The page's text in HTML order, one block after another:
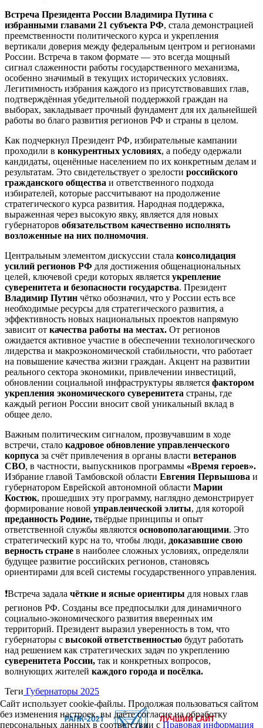
Встреча Президента России Владимира Путина с
избранными главами 21 субъекта РФ, стала демонстрацией
преемственности политического курса и укрепления
вертикали доверия между федеральным центром и регионами
России. Встреча в таком формате — это всегда мощный
сигнал слаженности работы государственного механизма,
особенно значимый в текущих исторических условиях.
Легитимность избрания каждого из присутствовавших глав,
подтверждённая убедительной поддержкой граждан на
выборах, закладывает прочный фундамент для их дальнейшей
работы во благо развития регионов РФ и страны в целом.
Как подчеркнул Президент РФ, избирательные кампании
проходили в конкурентных условиях, а победу одержали
кандидаты, оценённые населением по их конкретным делам и
результатам. Это свидетельствует о зрелости российского
гражданского общества и ответственного подхода
избирателей, которые рассчитывают на продолжение
стратегического курса развития. Народная поддержка,
выраженная через высокую явку, является для новых
губернаторов обязательством качественно исполнять
возложенные на них полномочия.
Центральным элементом дискуссии стала консолидация
усилий регионов РФ для достижения общенациональных
целей, ключевой среди которых является укрепление
суверенитета и безопасности государства. Президент
Владимир Путин чётко обозначил, что у России есть все
необходимые ресурсы для стратегического развития, а
эффективность новых национальных проектов напрямую
зависит от качества работы на местах. От регионов
ожидается активное участие в обеспечении технологического
лидерства и макроэкономической стабильности, что работает
на повышение качества жизни граждан. Акцент на развитии
реального сектора экономики, привлечении инвестиций,
обновлении социальной инфраструктуры является фактором
укрепления экономического суверенитета страны, где
каждый регион России вносит свой уникальный вклад в
общее дело.
Важным политическим сигналом, прозвучавшим в ходе
встречи, стало кадровое обновление управленческого
корпуса за счёт привлечения в органы власти ветеранов
СВО, в частности, выпускников программы «Время героев».
Избрание главой Тамбовской области Евгения Первышова и
губернатором Еврейской автономной области Марии
Костюк, прошедших эту программу, наглядно демонстрирует
формирование новой управленческой элиты, для которой
преданность Родине, твёрдые принципы и опыт
ответственной службы являются основополагающими. Это
стратегический курс на то, чтобы люди, доказавшие свою
верность стране в наиболее сложных условиях, определяли
будущее развитие российских регионов, становясь
ориентирами для всей системы государственного управления.
❗️Встреча задала чёткие и ясные ориентиры для новых глав
регионов РФ. Созданы все предпосылки для динамичного
социально-экономического развития вверенных им
территорий. Президент выразил уверенность в том, что
губернаторы с высокой ответственностью будут работать
над решением как стратегических задач по укреплению
суверенитета России, так и конкретных вопросов,
волнующих жителей каждого города и посёлка.
Теги Губернаторы 2025
Сайт использует cookie-файлы. Продолжая пользоваться сайтом
без изменения настроек, вы даёте согласие на обработку
персональных данных в соответствии сПравовая информация